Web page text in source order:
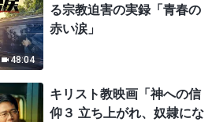
48:04
る宗教迫害の実録「青春の
赤い涙」
キリスト教映画「神への信
仰３ 立ち上がれ、奴隷にな